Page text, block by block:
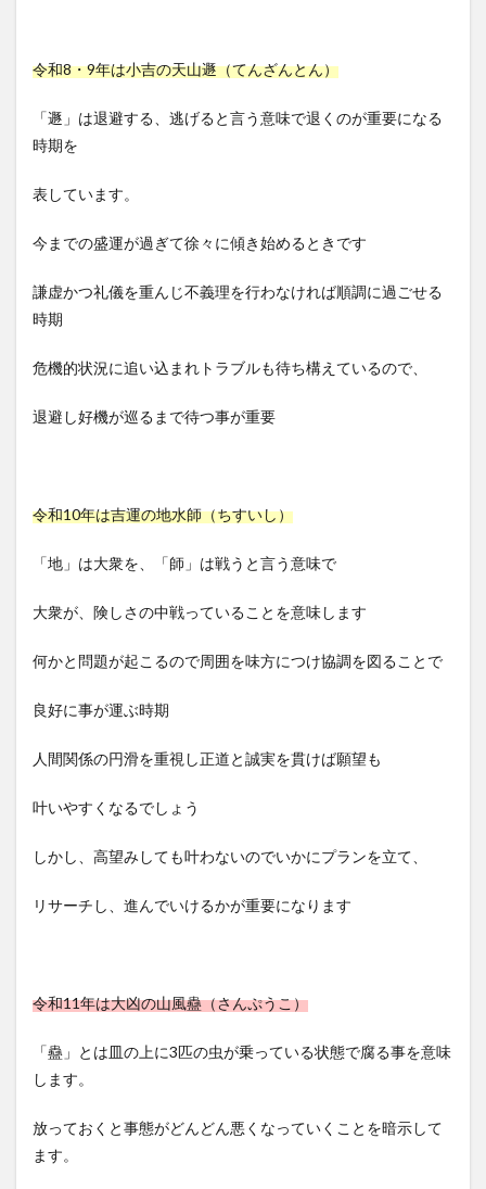
令和8・9年は小吉の天山遯（てんざんとん）
「遯」は退避する、逃げると言う意味で退くのが重要になる
時期を
表しています。
今までの盛運が過ぎて徐々に傾き始めるときです
謙虚かつ礼儀を重んじ不義理を行わなければ順調に過ごせる
時期
危機的状況に追い込まれトラブルも待ち構えているので、
退避し好機が巡るまで待つ事が重要
令和10年は吉運の地水師（ちすいし）
「地」は大衆を、「師」は戦うと言う意味で
大衆が、険しさの中戦っていることを意味します
何かと問題が起こるので周囲を味方につけ協調を図ることで
良好に事が運ぶ時期
人間関係の円滑を重視し正道と誠実を貫けば願望も
叶いやすくなるでしょう
しかし、高望みしても叶わないのでいかにプランを立て、
リサーチし、進んでいけるかが重要になります
令和11年は大凶の山風蠱（さんぷうこ）
「蠱」とは皿の上に3匹の虫が乗っている状態で腐る事を意味
します。
放っておくと事態がどんどん悪くなっていくことを暗示して
ます。